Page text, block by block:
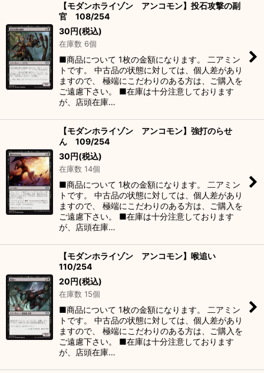
【モダンホライゾン アンコモン】投石攻撃の副
官 108/254
30円(税込)
在庫数 6個
■商品について 1枚の金額になります。 二アミン
トです。 中古品の状態に対しては、個人差があり
ますので、 極端にこだわりのある方は、ご購入を
ご遠慮下さい。 ■在庫は十分注意しております
が、店頭在庫…
【モダンホライゾン アンコモン】強打のらせ
ん 109/254
30円(税込)
在庫数 14個
■商品について 1枚の金額になります。 二アミン
トです。 中古品の状態に対しては、個人差があり
ますので、 極端にこだわりのある方は、ご購入を
ご遠慮下さい。 ■在庫は十分注意しております
が、店頭在庫…
【モダンホライゾン アンコモン】喉追い
110/254
20円(税込)
在庫数 15個
■商品について 1枚の金額になります。 二アミン
トです。 中古品の状態に対しては、個人差があり
ますので、 極端にこだわりのある方は、ご購入を
ご遠慮下さい。 ■在庫は十分注意しております
が、店頭在庫…